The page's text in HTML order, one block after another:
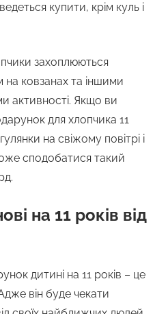
купити, крім куль і
захоплюються
ковзанах та іншими
активності. Якщо ви
для хлопчика 11
на свіжому повітрі і
сподобатися такий
на 11 років від
дитині на 11 років – це
він буде чекати